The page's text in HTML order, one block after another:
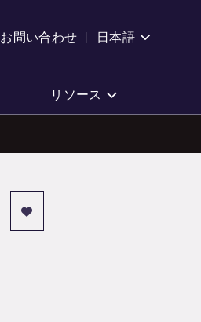
お問い合わせ 日本語
リソース